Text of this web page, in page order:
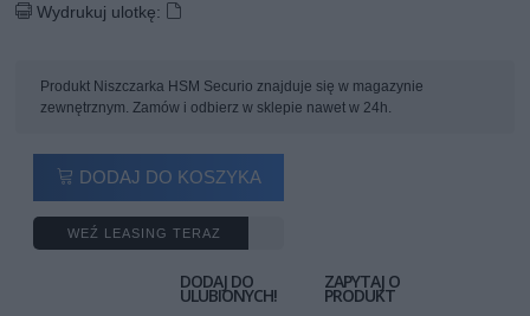
Wydrukuj ulotkę:
Produkt Niszczarka HSM Securio znajduje się w magazynie
zewnętrznym. Zamów i odbierz w sklepie nawet w 24h.
DODAJ DO KOSZYKA
WEŹ LEASING TERAZ
DODAJ DO
ULUBIONYCH!
ZAPYTAJ O
PRODUKT